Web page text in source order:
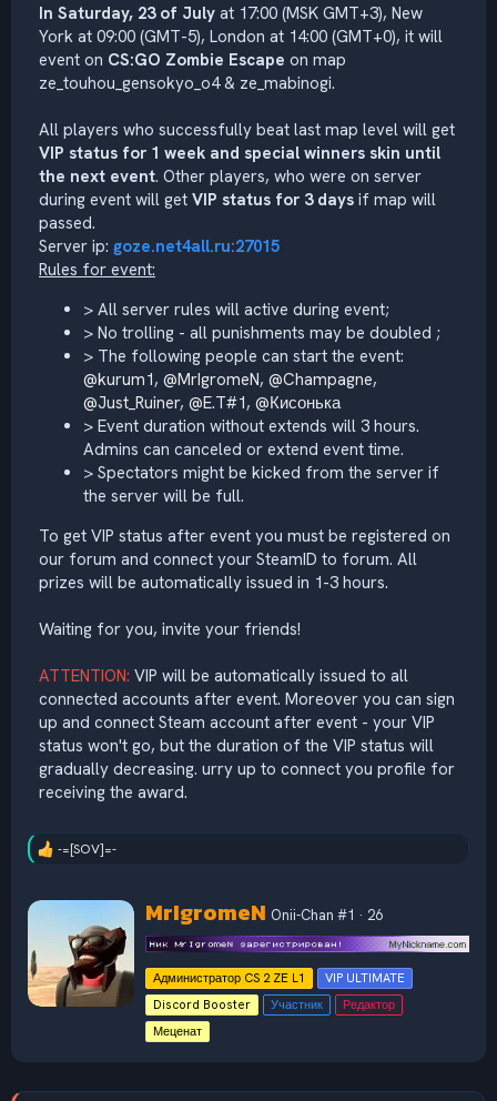
In Saturday, 23 of July at 17:00 (MSK GMT+3), New
York at 09:00 (GMT-5), London at 14:00 (GMT+0), it will
event on CS:GO Zombie Escape on map
ze_touhou_gensokyo_o4 & ze_mabinogi.
All players who successfully beat last map level will get
VIP status for 1 week and special winners skin until
the next event. Other players, who were on server
during event will get VIP status for 3 days if map will
passed.
Server ip: goze.net4all.ru:27015
Rules for event:
> All server rules will active during event;
> No trolling - all punishments may be doubled ;
> The following people can start the event:
@kurum1, @MrIgromeN, @Champagne,
@Just_Ruiner, @E.T#1, @Кисонька
> Event duration without extends will 3 hours.
Admins can canceled or extend event time.
> Spectators might be kicked from the server if
the server will be full.
To get VIP status after event you must be registered on
our forum and connect your SteamID to forum. All
prizes will be automatically issued in 1-3 hours.
Waiting for you, invite your friends!
ATTENTION: VIP will be automatically issued to all
connected accounts after event. Moreover you can sign
up and connect Steam account after event - your VIP
status won't go, but the duration of the VIP status will
gradually decreasing. urry up to connect you profile for
receiving the award.
Р
и
:
-=[SOV]=-
А
в
т
о
р
MrIgromeN Onii-Chan #1 · 26
Администратор CS 2 ZE L1
VIP ULTIMATE
Discord Booster
Участник
Редактор
Меценат